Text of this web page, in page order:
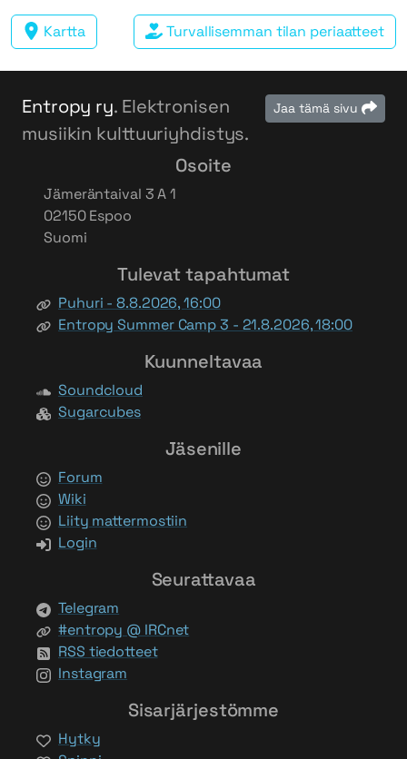
Kartta Turvallisemman tilan periaatteet
Jaa tämä sivu
Entropy ry. Elektronisen
musiikin kulttuuriyhdistys.
Osoite
Jämeräntaival 3 A 1
02150 Espoo
Suomi
Tulevat tapahtumat
Puhuri - 8.8.2026, 16:00
Entropy Summer Camp 3 - 21.8.2026, 18:00
Kuunneltavaa
Soundcloud
Sugarcubes
Jäsenille
Forum
Wiki
Liity mattermostiin
Login
Seurattavaa
Telegram
#entropy @ IRCnet
RSS tiedotteet
Instagram
Sisarjärjestömme
Hytky